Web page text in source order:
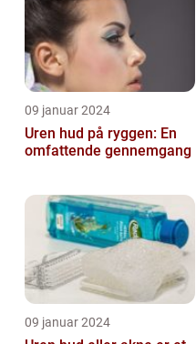
09 januar 2024
Uren hud på ryggen: En
omfattende gennemgang
09 januar 2024